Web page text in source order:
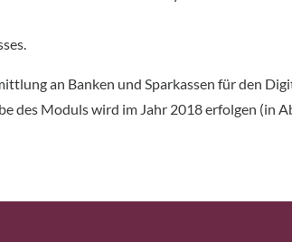
an Banken und Sparkassen für den
des Moduls wird im Jahr 2018 erfolgen (in